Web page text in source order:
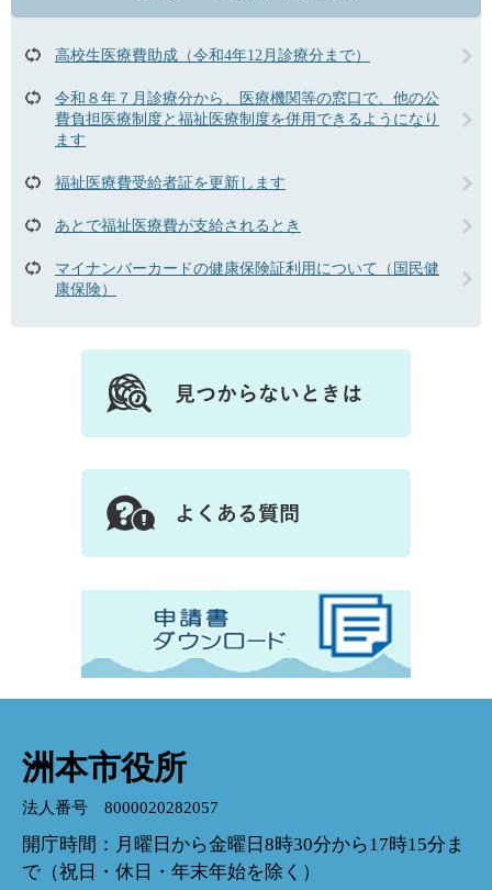
高校生医療費助成（令和4年12月診療分まで）
令和８年７月診療分から、医療機関等の窓口で、他の公
費負担医療制度と福祉医療制度を併用できるようになり
ます
福祉医療費受給者証を更新します
あとで福祉医療費が支給されるとき
マイナンバーカードの健康保険証利用について（国民健
康保険）
洲本市役所
法人番号 8000020282057
開庁時間：月曜日から金曜日8時30分から17時15分ま
で（祝日・休日・年末年始を除く）